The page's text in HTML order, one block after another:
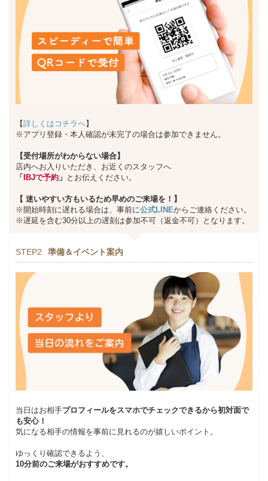
【詳しくはコチラへ】
※アプリ登録・本人確認が未完了の場合は参加できません。
【受付場所がわからない場合】
店内へお入りいただき、お近くのスタッフへ
「IBJで予約 」 とお伝えください。
【 迷いやすい方もいるため早めのご来場を！】
※開始時刻に遅れる場合は、事前に公式LINEからご連絡ください。
※遅延を含む30分以上の遅刻は参加不可（返金不可）となります。
STEP2 準備＆イベント案内
当日はお相手プロフィールをスマホでチェックできるから初対面で
も安心！
気になる相手の情報を事前に見れるのが嬉しいポイント。
ゆっくり確認できるよう、
10分前のご来場がおすすめです。